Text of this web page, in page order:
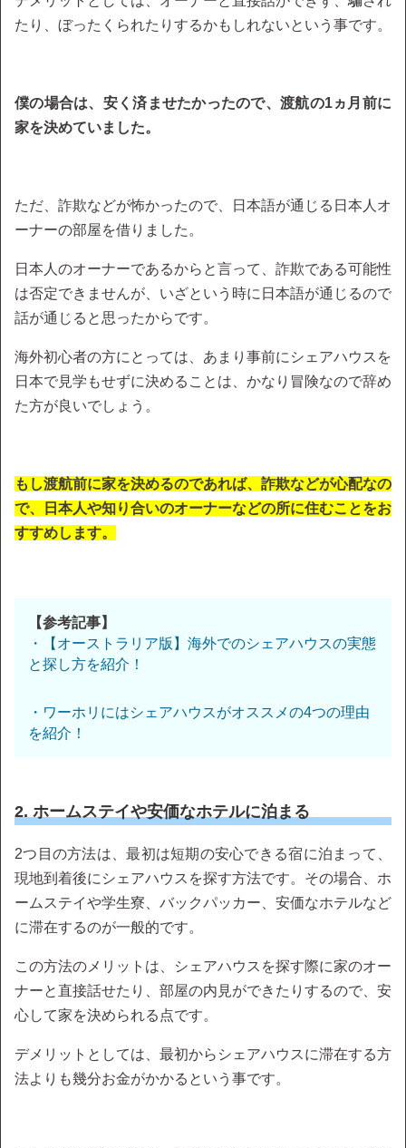
たり、ぼったくられたりするかもしれないという事です。
僕の場合は、安く済ませたかったので、渡航の1ヵ月前に
家を決めていました。
ただ、詐欺などが怖かったので、日本語が通じる日本人オ
ーナーの部屋を借りました。
日本人のオーナーであるからと言って、詐欺である可能性
は否定できませんが、いざという時に日本語が通じるので
話が通じると思ったからです。
海外初心者の方にとっては、あまり事前にシェアハウスを
日本で見学もせずに決めることは、かなり冒険なので辞め
た方が良いでしょう。
もし渡航前に家を決めるのであれば、詐欺などが心配なの
で、日本人や知り合いのオーナーなどの所に住むことをお
すすめします。
【参考記事】
・【オーストラリア版】海外でのシェアハウスの実態
と探し方を紹介！
・ワーホリにはシェアハウスがオススメの4つの理由
を紹介！
2. ホームステイや安価なホテルに泊まる
2つ目の方法は、最初は短期の安心できる宿に泊まって、
現地到着後にシェアハウスを探す方法です。その場合、ホ
ームステイや学生寮、バックパッカー、安価なホテルなど
に滞在するのが一般的です。
この方法のメリットは、シェアハウスを探す際に家のオー
ナーと直接話せたり、部屋の内見ができたりするので、安
心して家を決められる点です。
デメリットとしては、最初からシェアハウスに滞在する方
法よりも幾分お金がかかるという事です。